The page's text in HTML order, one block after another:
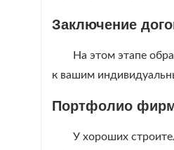
Заключение
На этом этапе
к вашим
Портфолио
У хороших